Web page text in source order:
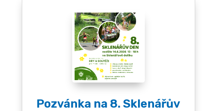
Pozvánka na 8. Sklenářův